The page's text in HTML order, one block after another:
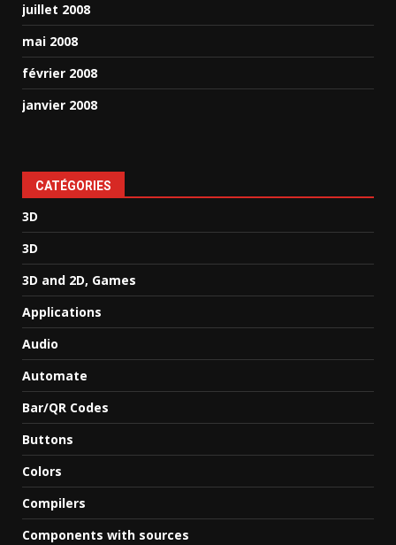
juillet 2008
mai 2008
février 2008
janvier 2008
CATÉGORIES
3D
3D
3D and 2D, Games
Applications
Audio
Automate
Bar/QR Codes
Buttons
Colors
Compilers
Components with sources